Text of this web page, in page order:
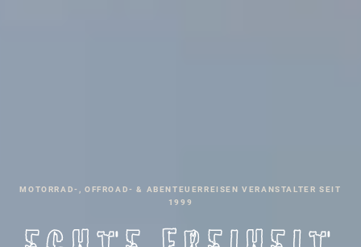
MOTORRAD-, OFFROAD- & ABENTEUERREISEN VERANSTALTER SEIT
1999